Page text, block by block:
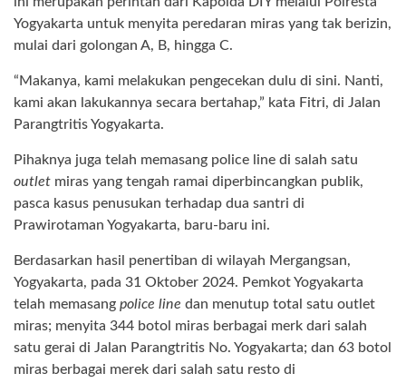
Yogyakarta untuk menyita peredaran miras yang tak berizin,
mulai dari golongan A, B, hingga C.
“Makanya, kami melakukan pengecekan dulu di sini. Nanti,
kami akan lakukannya secara bertahap,” kata Fitri, di Jalan
Parangtritis Yogyakarta.
Pihaknya juga telah memasang police line di salah satu
outlet miras yang tengah ramai diperbincangkan publik,
pasca kasus penusukan terhadap dua santri di
Prawirotaman Yogyakarta, baru-baru ini.
Berdasarkan hasil penertiban di wilayah Mergangsan,
Yogyakarta, pada 31 Oktober 2024. Pemkot Yogyakarta
telah memasang police line dan menutup total satu outlet
miras; menyita 344 botol miras berbagai merk dari salah
satu gerai di Jalan Parangtritis No. Yogyakarta; dan 63 botol
miras berbagai merek dari salah satu resto di